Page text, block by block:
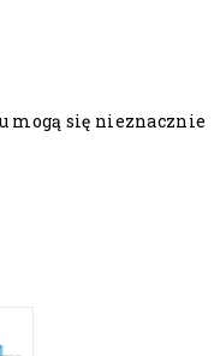
mogą się nieznacznie